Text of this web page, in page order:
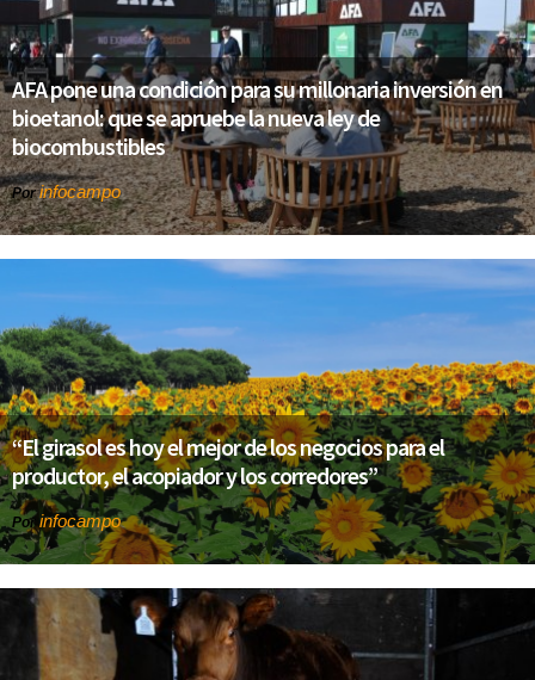
AFA pone una condición para su millonaria inversión en
bioetanol: que se apruebe la nueva ley de
biocombustibles
Porinfocampo
“El girasol es hoy el mejor de los negocios para el
productor, el acopiador y los corredores”
Por infocampo